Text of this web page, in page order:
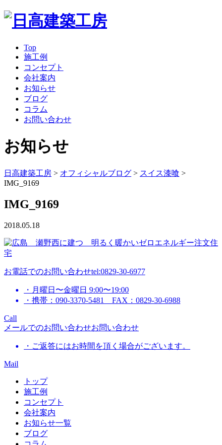
Top
施工例
コンセプト
会社案内
お知らせ
ブログ
コラム
お問い合わせ
お知らせ
日高建築工房 > オフィシャルブログ > スイス漆喰 >
IMG_9169
IMG_9169
2018.05.18
お電話でのお問い合わせtel:0829-30-6977
・月曜日〜金曜日 9:00〜19:00
・携帯：090-3370-5481 FAX：0829-30-6988
Call
メールでのお問い合わせお問い合わせ
・ご返答にはお時間を頂く場合がございます。
Mail
トップ
施工例
コンセプト
会社案内
お知らせ一覧
ブログ